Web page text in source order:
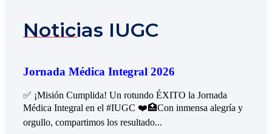
Noticias IUGC
Jornada Médica Integral 2026
✅ ¡Misión Cumplida! Un rotundo ÉXITO la Jornada
Médica Integral en el #IUGC ❤️🏥Con inmensa alegría y
orgullo, compartimos los resultado...